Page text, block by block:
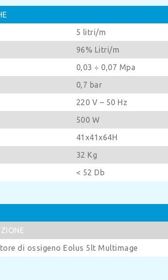
5 litri/m
96% Litri/m
0,03 ÷ 0,07 Mpa
0,7 bar
220 V – 50 Hz
500 W
41x41x64H
32 Kg
< 52 Db
di ossigeno Eolus 5lt Multimage